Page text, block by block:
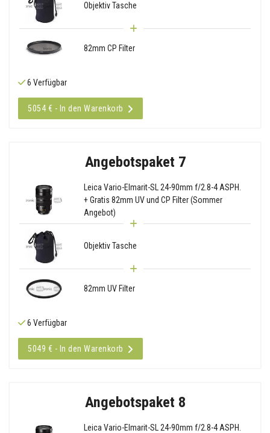
Objektiv Tasche
82mm CP Filter
6 Verfügbar
5054 € - In den Warenkorb
Angebotspaket 7
Leica Vario-Elmarit-SL 24-90mm f/2.8-4 ASPH.
+ Gratis 82mm UV und CP Filter (Sommer
Angebot)
Objektiv Tasche
82mm UV Filter
6 Verfügbar
5049 € - In den Warenkorb
Angebotspaket 8
Leica Vario-Elmarit-SL 24-90mm f/2.8-4 ASPH.